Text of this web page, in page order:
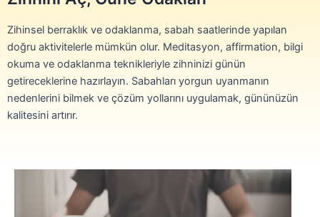
Zihinsel berraklık ve odaklanma, sabah saatlerinde yapılan
doğru aktivitelerle mümkün olur. Meditasyon, affirmation, bilgi
okuma ve odaklanma teknikleriyle zihninizi günün
getireceklerine hazırlayın. Sabahları yorgun uyanmanın
nedenlerini bilmek ve çözüm yollarını uygulamak, gününüzün
kalitesini artırır.